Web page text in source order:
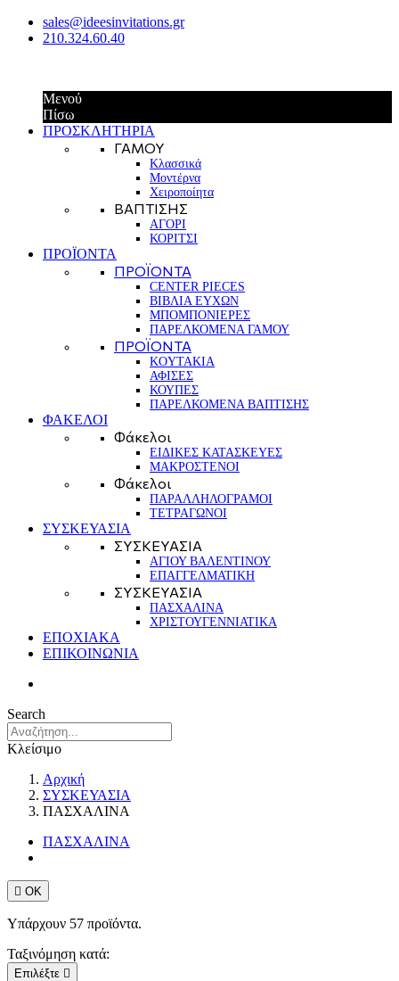
sales@ideesinvitations.gr
210.324.60.40
Μενού
Πίσω
ΠΡΟΣΚΛΗΤΗΡΙΑ
ΓΑΜΟΥ
Κλασσικά
Μοντέρνα
Χειροποίητα
ΒΑΠΤΙΣΗΣ
ΑΓΟΡΙ
ΚΟΡΙΤΣΙ
ΠΡΟΪΟΝΤΑ
ΠΡΟΪΟΝΤΑ
CENTER PIECES
ΒΙΒΛΙΑ ΕΥΧΩΝ
ΜΠΟΜΠΟΝΙΕΡΕΣ
ΠΑΡΕΛΚΟΜΕΝΑ ΓΑΜΟΥ
ΠΡΟΪΟΝΤΑ
KOYTAKIA
ΑΦΙΣΕΣ
ΚΟΥΠΕΣ
ΠΑΡΕΛΚΟΜΕΝΑ ΒΑΠΤΙΣΗΣ
ΦΑΚΕΛΟΙ
Φάκελοι
ΕΙΔΙΚΕΣ ΚΑΤΑΣΚΕΥΕΣ
ΜΑΚΡΟΣΤΕΝΟΙ
Φάκελοι
ΠΑΡΑΛΛΗΛΟΓΡΑΜΟΙ
ΤΕΤΡΑΓΩΝΟΙ
ΣΥΣΚΕΥΑΣΙΑ
ΣΥΣΚΕΥΑΣΙΑ
ΑΓΙΟΥ ΒΑΛΕΝΤΙΝΟΥ
ΕΠΑΓΓΕΛΜΑΤΙΚΗ
ΣΥΣΚΕΥΑΣΙΑ
ΠΑΣΧΑΛΙΝΑ
ΧΡΙΣΤΟΥΓΕΝΝΙΑΤΙΚΑ
ΕΠΟΧΙΑΚΑ
ΕΠΙΚΟΙΝΩΝΙΑ
Search
Κλείσιμο
Αρχική
ΣΥΣΚΕΥΑΣΙΑ
ΠΑΣΧΑΛΙΝΑ
ΠΑΣΧΑΛΙΝΑ
 ΟΚ
Υπάρχουν 57 προϊόντα.
Ταξινόμηση κατά:
Επιλέξτε 